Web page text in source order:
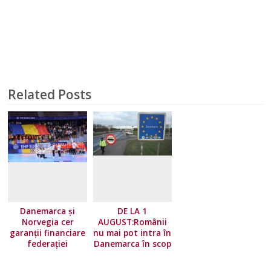
Related Posts
Danemarca și
Norvegia cer
garanții financiare
federației
DE LA 1
AUGUST:Românii
nu mai pot intra în
Danemarca în scop